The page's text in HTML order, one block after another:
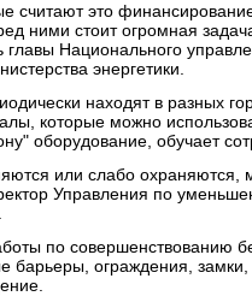
считают это
ними стоит огромная
главы Национального
энергетики.
находят в разных
которые можно
оборудование, обучает
или слабо охраняются,
Управления по
по совершенствованию
барьеры, ограждения,